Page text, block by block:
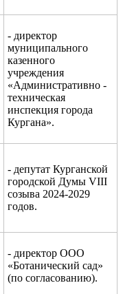
- директор
муниципального
казенного
учреждения
«Административно -
техническая
инспекция города
Кургана».
- депутат Курганской
городской Думы VIII
созыва 2024-2029
годов.
- директор ООО
«Ботанический сад»
(по согласованию).